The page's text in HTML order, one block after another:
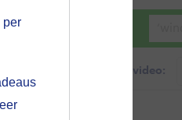
per
Zoeken in foto & video:
voor